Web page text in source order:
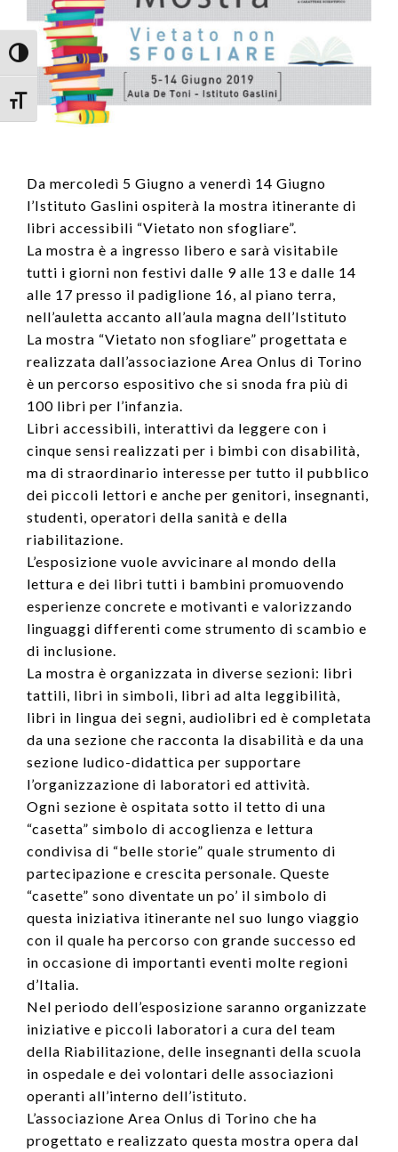
Attiva/disattiva alto contrasto
Attiva/disattiva dimensione testo
Da mercoledì 5 Giugno a venerdì 14 Giugno
l’Istituto Gaslini ospiterà la mostra itinerante di
libri accessibili “Vietato non sfogliare”.
La mostra è a ingresso libero e sarà visitabile
tutti i giorni non festivi dalle 9 alle 13 e dalle 14
alle 17 presso il padiglione 16, al piano terra,
nell’auletta accanto all’aula magna dell’Istituto
La mostra “Vietato non sfogliare” progettata e
realizzata dall’associazione Area Onlus di Torino
è un percorso espositivo che si snoda fra più di
100 libri per l’infanzia.
Libri accessibili, interattivi da leggere con i
cinque sensi realizzati per i bimbi con disabilità,
ma di straordinario interesse per tutto il pubblico
dei piccoli lettori e anche per genitori, insegnanti,
studenti, operatori della sanità e della
riabilitazione.
L’esposizione vuole avvicinare al mondo della
lettura e dei libri tutti i bambini promuovendo
esperienze concrete e motivanti e valorizzando
linguaggi differenti come strumento di scambio e
di inclusione.
La mostra è organizzata in diverse sezioni: libri
tattili, libri in simboli, libri ad alta leggibilità,
libri in lingua dei segni, audiolibri ed è completata
da una sezione che racconta la disabilità e da una
sezione ludico-didattica per supportare
l’organizzazione di laboratori ed attività.
Ogni sezione è ospitata sotto il tetto di una
“casetta” simbolo di accoglienza e lettura
condivisa di “belle storie” quale strumento di
partecipazione e crescita personale. Queste
“casette” sono diventate un po’ il simbolo di
questa iniziativa itinerante nel suo lungo viaggio
con il quale ha percorso con grande successo ed
in occasione di importanti eventi molte regioni
d’Italia.
Nel periodo dell’esposizione saranno organizzate
iniziative e piccoli laboratori a cura del team
della Riabilitazione, delle insegnanti della scuola
in ospedale e dei volontari delle associazioni
operanti all’interno dell’istituto.
L’associazione Area Onlus di Torino che ha
progettato e realizzato questa mostra opera dal